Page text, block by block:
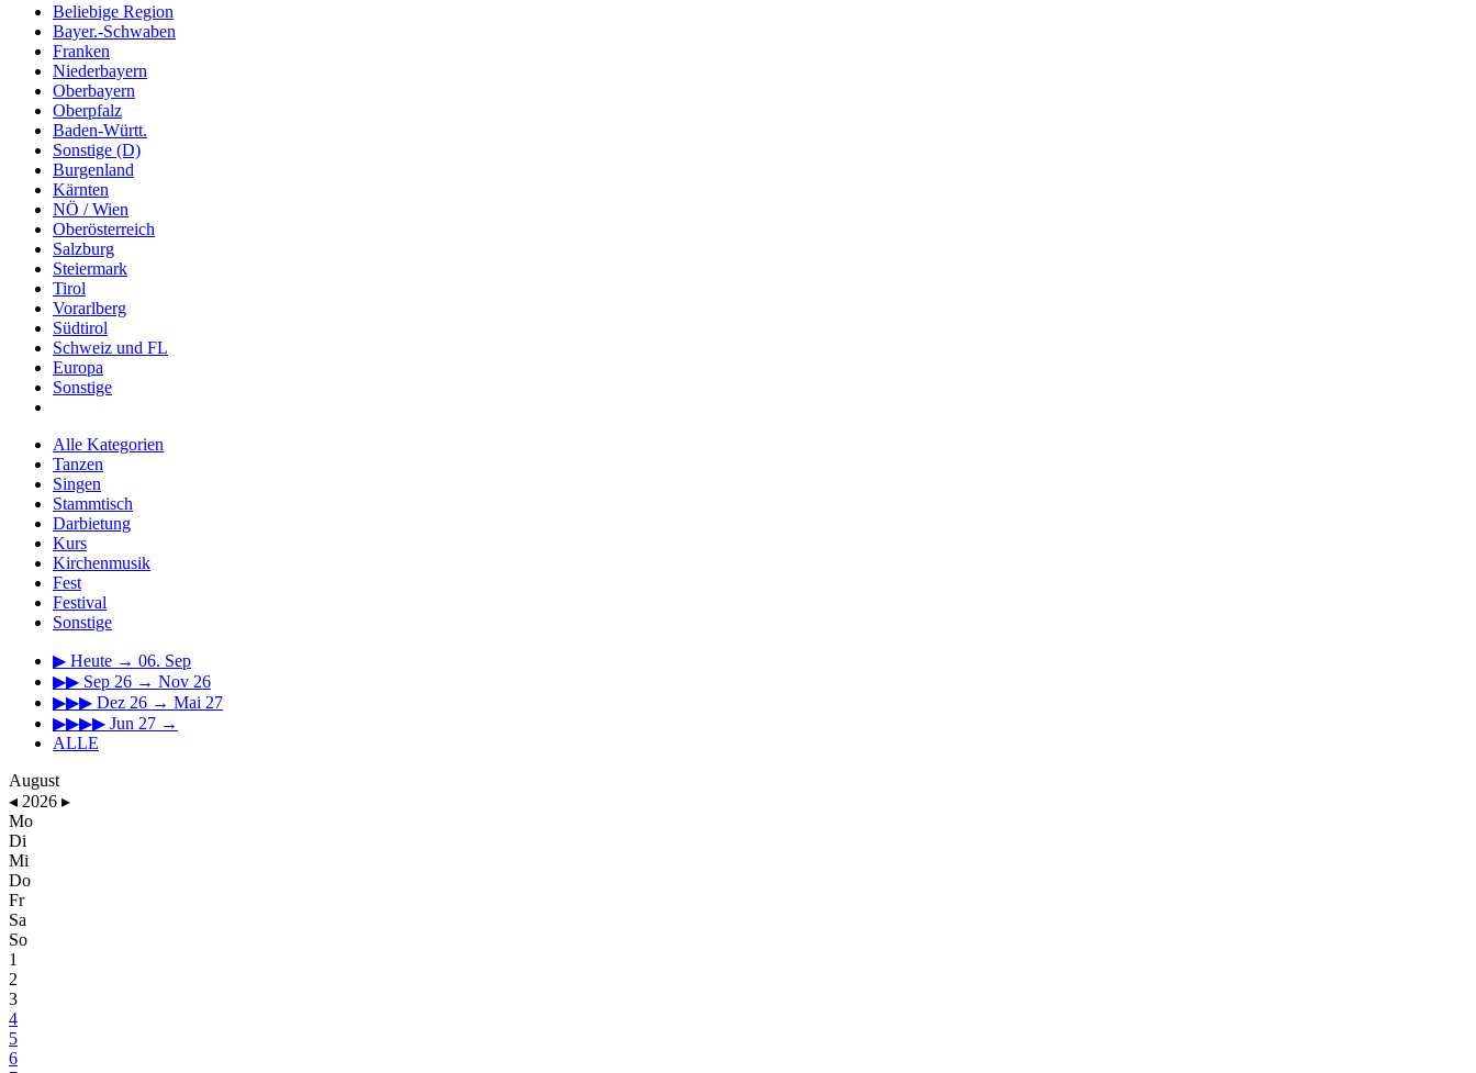
Beliebige Region
Bayer.-Schwaben
Franken
Niederbayern
Oberbayern
Oberpfalz
Baden-Württ.
Sonstige (D)
Burgenland
Kärnten
NÖ / Wien
Oberösterreich
Salzburg
Steiermark
Tirol
Vorarlberg
Südtirol
Schweiz und FL
Europa
Sonstige
Alle Kategorien
Tanzen
Singen
Stammtisch
Darbietung
Kurs
Kirchenmusik
Fest
Festival
Sonstige
▶ Heute → 06. Sep
▶▶ Sep 26 → Nov 26
▶▶▶ Dez 26 → Mai 27
▶▶▶▶ Jun 27 →
ALLE
August
◂ 2026 ▸
Mo
Di
Mi
Do
Fr
Sa
So
1
2
3
4
5
6